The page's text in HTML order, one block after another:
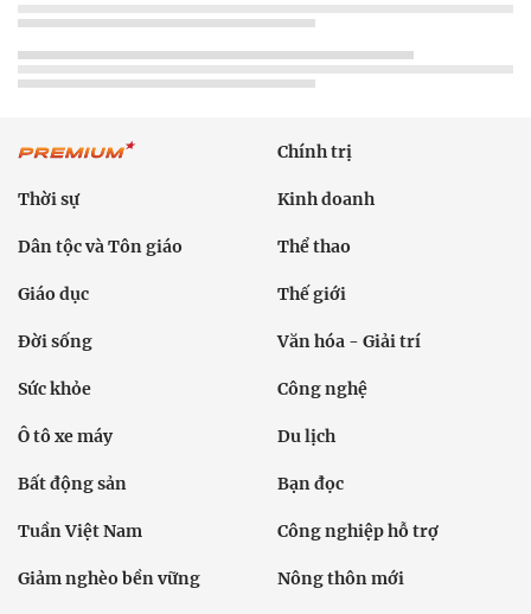
Chính trị
Thời sự Kinh doanh
Dân tộc và Tôn giáo Thể thao
Giáo dục Thế giới
Đời sống Văn hóa - Giải trí
Sức khỏe Công nghệ
Ô tô xe máy Du lịch
Bất động sản Bạn đọc
Tuần Việt Nam Công nghiệp hỗ trợ
Giảm nghèo bền vững Nông thôn mới